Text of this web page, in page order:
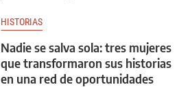
HISTORIAS
Nadie se salva sola: tres mujeres
que transformaron sus historias
en una red de oportunidades